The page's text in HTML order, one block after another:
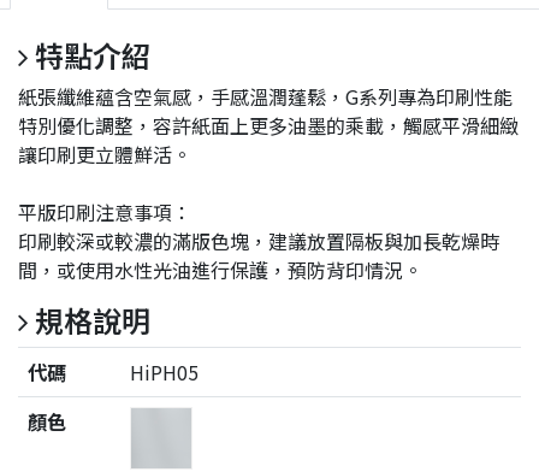
特點介紹
紙張纖維蘊含空氣感，手感溫潤蓬鬆，G系列專為印刷性能
特別優化調整，容許紙面上更多油墨的乘載，觸感平滑細緻
讓印刷更立體鮮活。
平版印刷注意事項：
印刷較深或較濃的滿版色塊，建議放置隔板與加長乾燥時
間，或使用水性光油進行保護，預防背印情況。
規格說明
代碼
HiPH05
顏色